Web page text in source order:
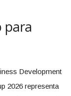
para
Development
2026 representa